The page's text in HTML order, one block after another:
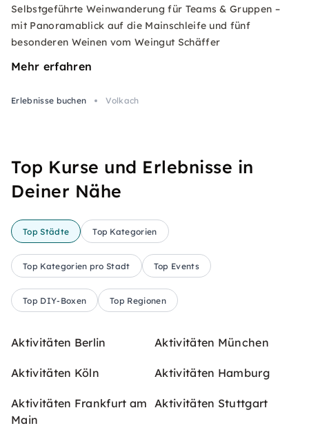
Selbstgeführte Weinwanderung für Teams & Gruppen –
mit Panoramablick auf die Mainschleife und fünf
besonderen Weinen vom Weingut Schäffer
Mehr erfahren
Erlebnisse buchen Volkach
Top Kurse und Erlebnisse in
Deiner Nähe
Top Städte Top Kategorien
Top Kategorien pro Stadt Top Events
Top DIY-Boxen Top Regionen
Aktivitäten Berlin Aktivitäten München
Aktivitäten Köln Aktivitäten Hamburg
Aktivitäten Frankfurt am
Main
Aktivitäten Stuttgart